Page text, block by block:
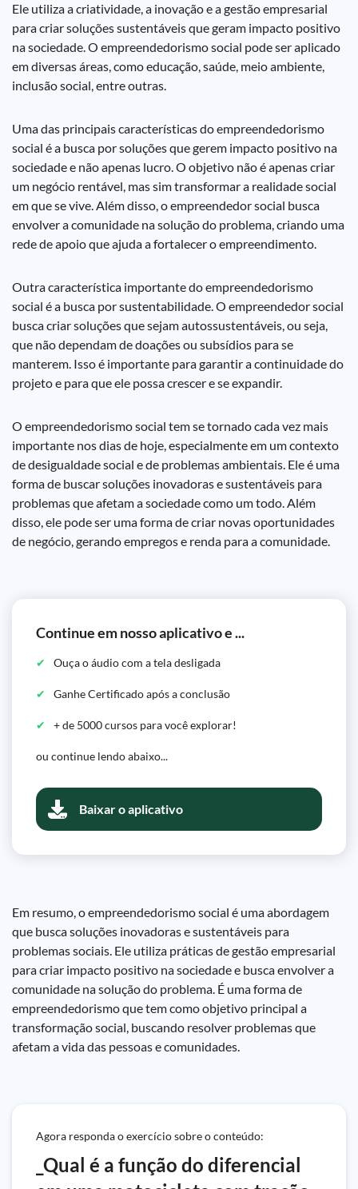
Ele utiliza a criatividade, a inovação e a gestão empresarial
para criar soluções sustentáveis que geram impacto positivo
na sociedade. O empreendedorismo social pode ser aplicado
em diversas áreas, como educação, saúde, meio ambiente,
inclusão social, entre outras.
Uma das principais características do empreendedorismo
social é a busca por soluções que gerem impacto positivo na
sociedade e não apenas lucro. O objetivo não é apenas criar
um negócio rentável, mas sim transformar a realidade social
em que se vive. Além disso, o empreendedor social busca
envolver a comunidade na solução do problema, criando uma
rede de apoio que ajuda a fortalecer o empreendimento.
Outra característica importante do empreendedorismo
social é a busca por sustentabilidade. O empreendedor social
busca criar soluções que sejam autossustentáveis, ou seja,
que não dependam de doações ou subsídios para se
manterem. Isso é importante para garantir a continuidade do
projeto e para que ele possa crescer e se expandir.
O empreendedorismo social tem se tornado cada vez mais
importante nos dias de hoje, especialmente em um contexto
de desigualdade social e de problemas ambientais. Ele é uma
forma de buscar soluções inovadoras e sustentáveis para
problemas que afetam a sociedade como um todo. Além
disso, ele pode ser uma forma de criar novas oportunidades
de negócio, gerando empregos e renda para a comunidade.
Continue em nosso aplicativo e ...
Ouça o áudio com a tela desligada
Ganhe Certificado após a conclusão
+ de 5000 cursos para você explorar!
ou continue lendo abaixo...
Baixar o aplicativo
Em resumo, o empreendedorismo social é uma abordagem
que busca soluções inovadoras e sustentáveis para
problemas sociais. Ele utiliza práticas de gestão empresarial
para criar impacto positivo na sociedade e busca envolver a
comunidade na solução do problema. É uma forma de
empreendedorismo que tem como objetivo principal a
transformação social, buscando resolver problemas que
afetam a vida das pessoas e comunidades.
Agora responda o exercício sobre o conteúdo:
_Qual é a função do diferencial